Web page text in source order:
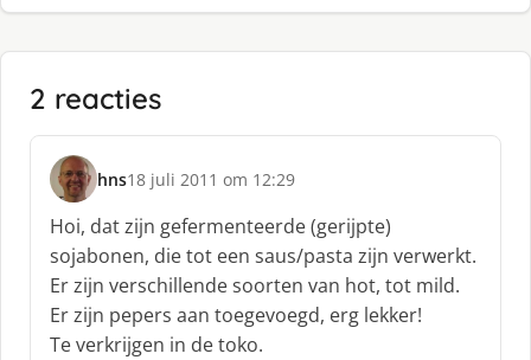
2 reacties
hns
s
c
h
r
e
e
f
18 juli 2011 om 12:29
Hoi, dat zijn gefermenteerde (gerijpte)
sojabonen, die tot een saus/pasta zijn verwerkt.
Er zijn verschillende soorten van hot, tot mild.
Er zijn pepers aan toegevoegd, erg lekker!
Te verkrijgen in de toko.